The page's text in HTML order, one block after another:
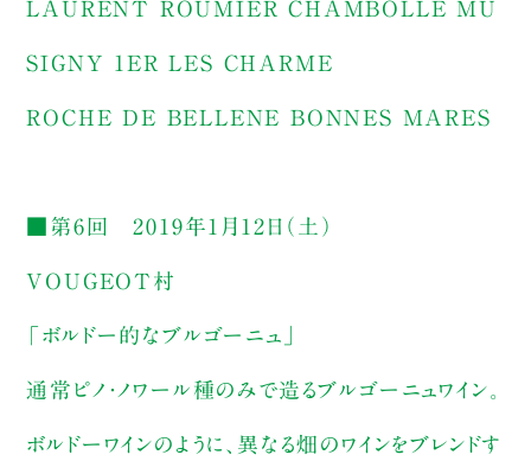
LAURENT ROUMIER CHAMBOLLE MU
SIGNY 1ER LES CHARME
ROCHE DE BELLENE BONNES MARES
■第6回 2019年1月12日（土）
VOUGEOT村
「ボルドー的なブルゴーニュ」
通常ピノ・ノワール種のみで造るブルゴーニュワイン。
ボルドーワインのように、異なる畑のワインをブレンドす